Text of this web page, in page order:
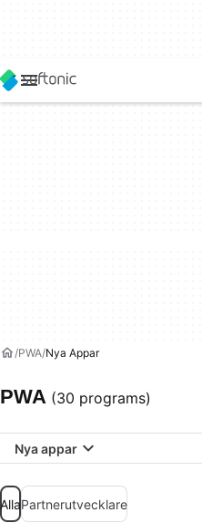
PWA Nya Appar
PWA (30 programs)
Nya appar
AllaPartnerutvecklare